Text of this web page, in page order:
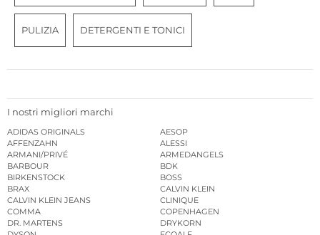
PULIZIA DETERGENTI E TONICI
I nostri migliori marchi
ADIDAS ORIGINALS
AESOP
AFFENZAHN
ALESSI
ARMANI/PRIVÉ
ARMEDANGELS
BARBOUR
BDK
BIRKENSTOCK
BOSS
BRAX
CALVIN KLEIN
CALVIN KLEIN JEANS
CLINIQUE
COMMA
COPENHAGEN
DR. MARTENS
DRYKORN